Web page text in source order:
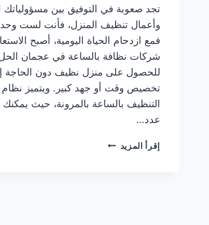
تجد صعوبة في التوفيق بين مسؤولياتك
وأعمال تنظيف المنزل، فأنت لست
فمع ازدحام الحياة اليومية، أصبح
شركات نظافة بالساعة في عجمان الحل
للحصول على منزل نظيف دون الحاجة
تخصيص وقت أو جهد كبير. ويتميز نظام
التنظيف بالساعة بالمرونة، حيث يمكنك
عدد…
إقرأ المزيد شركات